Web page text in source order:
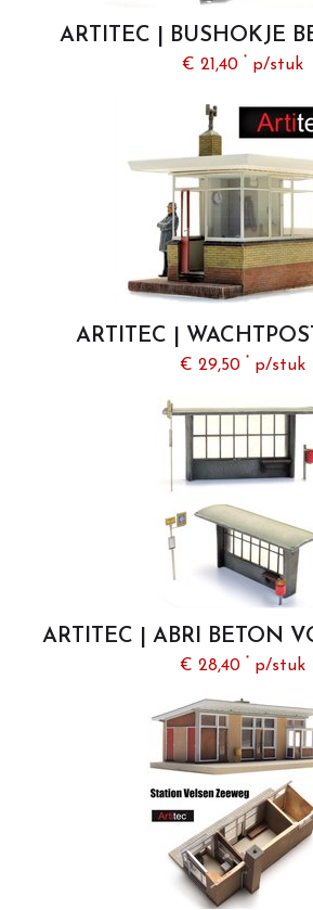
ARTITEC | BUSHOKJE
HEDEN (READY-
€ 21,40 * p/stuk
ARTITEC |
OVERWEG MET€ 29,50 * p/stuk
ARTITEC | ABRI BETON
TREIN SET 3 STUKS
€ 28,40 * p/stuk